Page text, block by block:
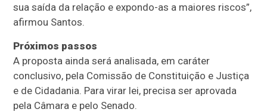
sua saída da relação e expondo-as a maiores riscos”,
afirmou Santos.
Próximos passos
A proposta ainda será analisada, em caráter
conclusivo, pela Comissão de Constituição e Justiça
e de Cidadania. Para virar lei, precisa ser aprovada
pela Câmara e pelo Senado.